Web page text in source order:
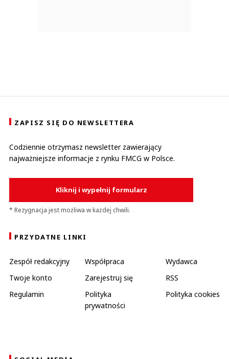
ZAPISZ SIĘ DO NEWSLETTERA
Codziennie otrzymasz newsletter zawierający
najważniejsze informacje z rynku FMCG w Polsce.
Kliknij i wypełnij formularz
* Rezygnacja jest możliwa w każdej chwili.
PRZYDATNE LINKI
Zespół redakcyjny Współpraca
Wydawca
Twoje konto
Zarejestruj się
RSS
Regulamin
Polityka
prywatności
Polityka cookies